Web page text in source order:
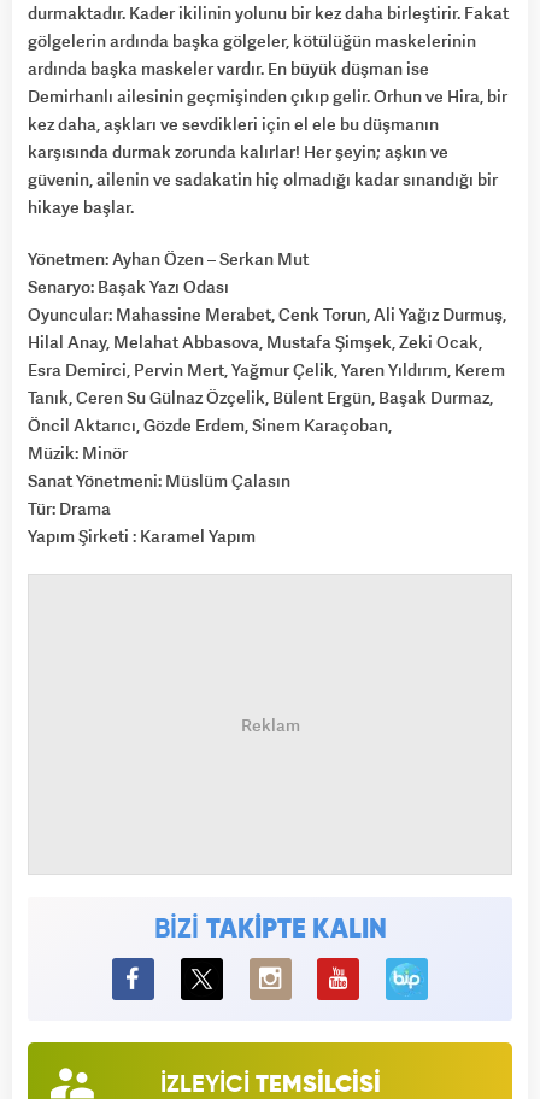
durmaktadır. Kader ikilinin yolunu bir kez daha birleştirir. Fakat
gölgelerin ardında başka gölgeler, kötülüğün maskelerinin
ardında başka maskeler vardır. En büyük düşman ise
Demirhanlı ailesinin geçmişinden çıkıp gelir. Orhun ve Hira, bir
kez daha, aşkları ve sevdikleri için el ele bu düşmanın
karşısında durmak zorunda kalırlar! Her şeyin; aşkın ve
güvenin, ailenin ve sadakatin hiç olmadığı kadar sınandığı bir
hikaye başlar.
Yönetmen: Ayhan Özen – Serkan Mut
Senaryo: Başak Yazı Odası
Oyuncular: Mahassine Merabet, Cenk Torun, Ali Yağız Durmuş,
Hilal Anay, Melahat Abbasova, Mustafa Şimşek, Zeki Ocak,
Esra Demirci, Pervin Mert, Yağmur Çelik, Yaren Yıldırım, Kerem
Tanık, Ceren Su Gülnaz Özçelik, Bülent Ergün, Başak Durmaz,
Öncil Aktarıcı, Gözde Erdem, Sinem Karaçoban,
Müzik: Minör
Sanat Yönetmeni: Müslüm Çalasın
Tür: Drama
Yapım Şirketi : Karamel Yapım
BİZİ TAKİPTE KALIN
BiP
İZLEYİCİ TEMSİLCİSİ